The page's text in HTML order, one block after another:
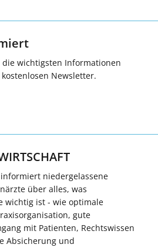
wichtigsten Informationen
Newsletter.
informiert niedergelassene
über alles, was
wichtig ist - wie optimale
gute
mit Patienten, Rechtswissen
Absicherung und